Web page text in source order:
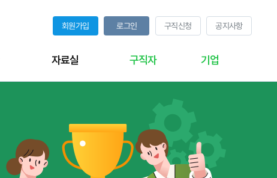
회원가입 로그인 구직신청 공지사항
자료실 구직자 기업